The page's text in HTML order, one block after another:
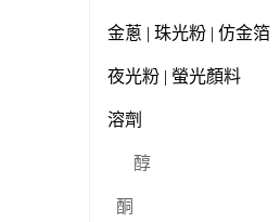
金蔥 | 珠光粉 | 仿金箔
夜光粉 | 螢光顏料
溶劑
醇
酮